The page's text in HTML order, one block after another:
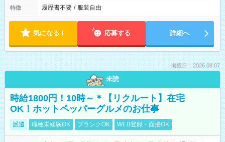
特徴 履歴書不要 / 服装自由
気になる！ 応募する 詳細へ
掲載日：2026.08.07
未読
時給1800円！10時～＊【リクルート】在宅
OK！ホットペッパーグルメのお仕事
派遣 職種未経験OK ブランクOK WEB登録・面接OK